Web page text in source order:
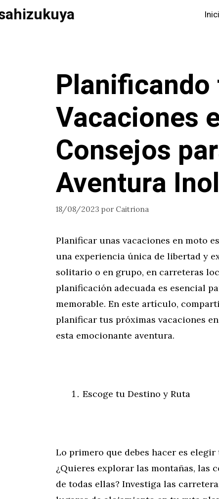
Planificando
Vacaciones
Consejos
Aventura
18/08/2023 por Caitriona
Planificar unas vacaciones en moto
una experiencia única de libertad y
solitario o en grupo, en carreteras
planificación adecuada es esencial
memorable. En este artículo,
planificar tus próximas vacaciones
esta emocionante aventura.
Escoge tu Destino y Ruta
Lo primero que debes hacer es
¿Quieres explorar las montañas, las
de todas ellas? Investiga las